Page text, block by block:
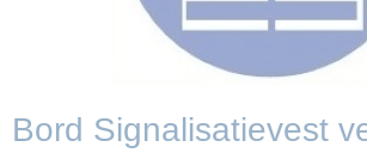
Bord Signalisatievest